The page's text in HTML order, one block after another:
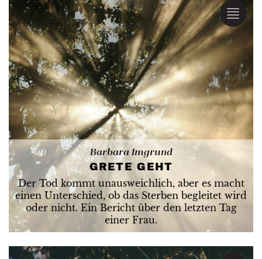
Barbara Imgrund
GRETE GEHT
Der Tod kommt unausweichlich, aber es macht
einen Unterschied, ob das Sterben begleitet wird
oder nicht. Ein Bericht über den letzten Tag
einer Frau.